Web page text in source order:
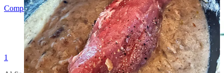
Compartir Crockpotting | La cocina privada
1